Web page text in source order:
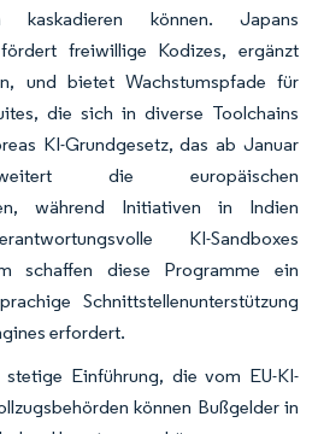
kaskadieren können. Japans
freiwillige Kodizes, ergänzt
und bietet Wachstumspfade für
die sich in diverse Toolchains
KI-Grundgesetz, das ab Januar
die europäischen
während Initiativen in Indien
KI-Sandboxes
schaffen diese Programme ein
Schnittstellenunterstützung
erfordert.
Einführung, die vom EU-KI-
können Bußgelder in